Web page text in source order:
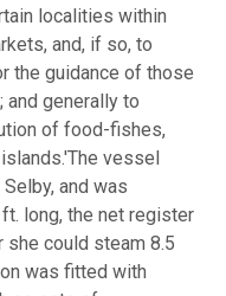
localities within
and, if so, to
the guidance of those
and generally to
of food-fishes,
The vessel
and was
long, the net register
she could steam 8.5
was fitted with